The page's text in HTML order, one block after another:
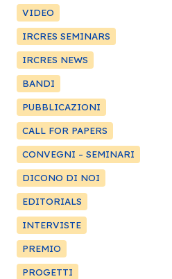
VIDEO
IRCRES SEMINARS
IRCRES NEWS
BANDI
PUBBLICAZIONI
CALL FOR PAPERS
CONVEGNI – SEMINARI
DICONO DI NOI
EDITORIALS
INTERVISTE
PREMIO
PROGETTI